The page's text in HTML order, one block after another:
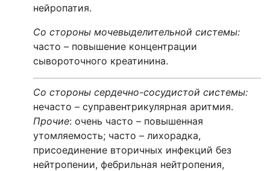
нейропатия.
Со стороны мочевыделительной системы:
часто – повышение концентрации
сывороточного креатинина.
Со стороны сердечно-сосудистой системы:
нечасто – суправентрикулярная аритмия.
Прочие: очень часто – повышенная
утомляемость; часто – лихорадка,
присоединение вторичных инфекций без
нейтропении, фебрильная нейтропения,